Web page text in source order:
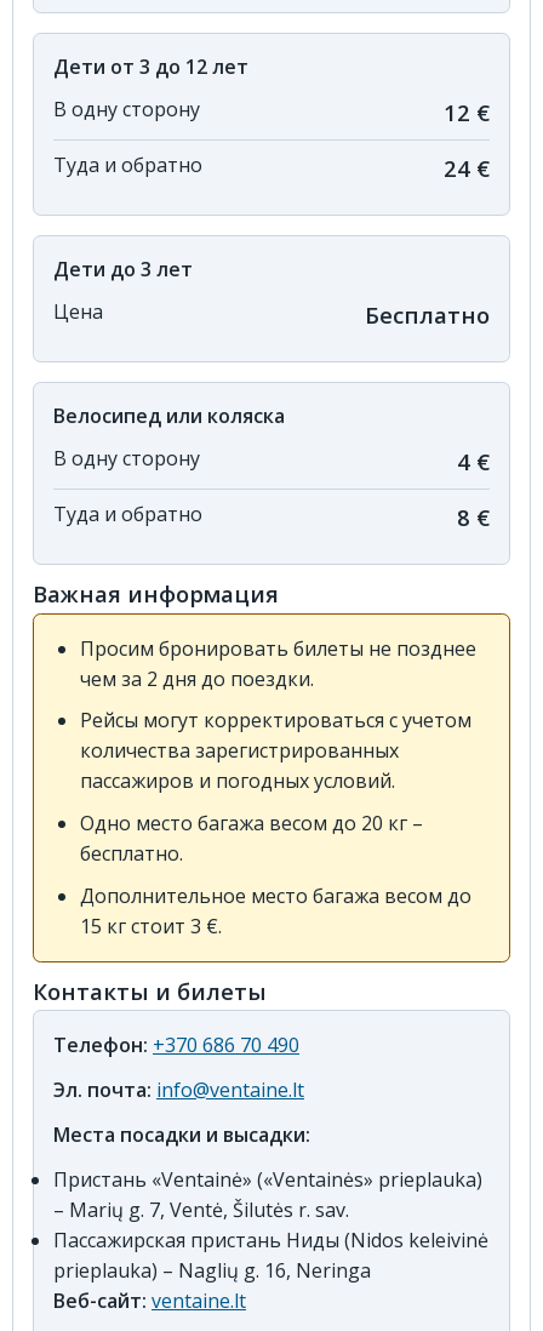
Дети от 3 до 12 лет
В одну сторону
12 €
Туда и обратно 24 €
Дети до 3 лет
Цена
Бесплатно
Велосипед или коляска
В одну сторону
4 €
Туда и обратно 8 €
Важная информация
Просим бронировать билеты не позднее
чем за 2 дня до поездки.
Рейсы могут корректироваться с учетом
количества зарегистрированных
пассажиров и погодных условий.
Одно место багажа весом до 20 кг –
бесплатно.
Дополнительное место багажа весом до
15 кг стоит 3 €.
Контакты и билеты
Телефон: +370 686 70 490
Эл. почта: info@ventaine.lt
Места посадки и высадки:
Пристань «Ventainė» («Ventainės» prieplauka)
– Marių g. 7, Ventė, Šilutės r. sav.
Пассажирская пристань Ниды (Nidos keleivinė
prieplauka) – Naglių g. 16, Neringa
Веб-сайт: ventaine.lt